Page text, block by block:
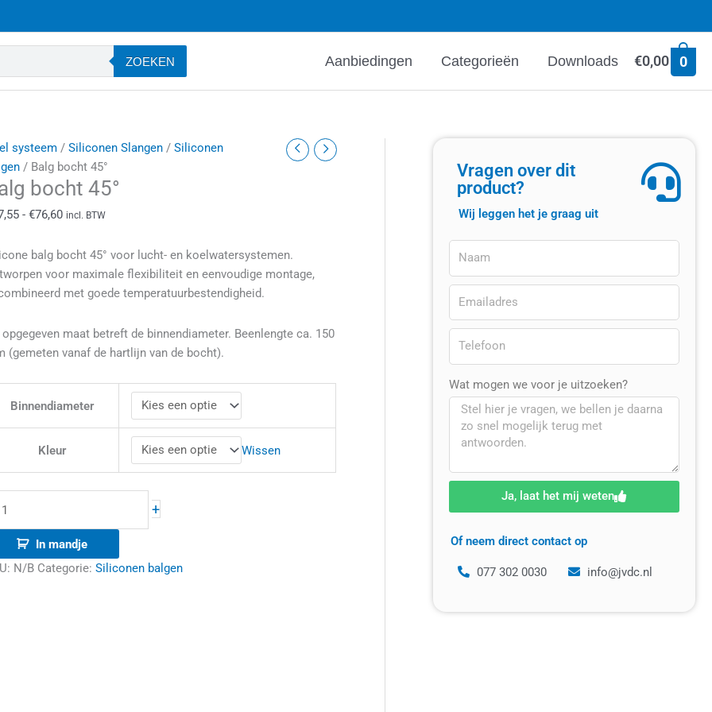
ZOEKEN Aanbiedingen Categorieën Downloads €0,00 0
systeem/ Siliconen Slangen/ Siliconen
/ Balg bocht 45°
bocht 45°
- €76,60
Prijsklasse:
€37,55
tot
incl. BTW
balg bocht 45° voor lucht- en koelwatersystemen.
voor maximale flexibiliteit en eenvoudige montage,
met goede temperatuurbestendigheid.
opgegeven maat betreft de binnendiameter. Beenlengte ca. 150
(gemeten vanaf de hartlijn van de bocht).
Binnendiameter
Kleur Wissen
+
In mandje
N/B Categorie: Siliconen balgen
Vragen over dit
product?
Wij leggen het je graag uit
Wat mogen we voor je uitzoeken?
Ja, laat het mij weten
Of neem direct contact op
077 302 0030 info@jvdc.nl